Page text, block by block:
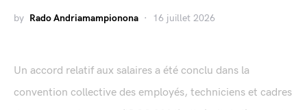
by Rado Andriamampionona 16 juillet 2026
Un accord relatif aux salaires a été conclu dans la
convention collective des employés, techniciens et cadres